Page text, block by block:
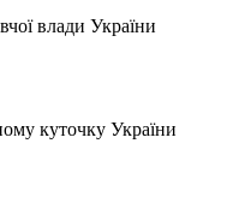
влади України
куточку України